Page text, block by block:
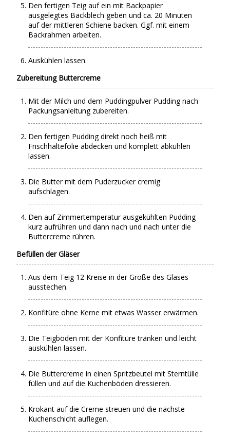
Den fertigen Teig auf ein mit Backpapier
ausgelegtes Backblech geben und ca. 20 Minuten
auf der mittleren Schiene backen. Ggf. mit einem
Backrahmen arbeiten.
Auskühlen lassen.
Zubereitung Buttercreme
Mit der Milch und dem Puddingpulver Pudding nach
Packungsanleitung zubereiten.
Den fertigen Pudding direkt noch heiß mit
Frischhaltefolie abdecken und komplett abkühlen
lassen.
Die Butter mit dem Puderzucker cremig
aufschlagen.
Den auf Zimmertemperatur ausgekühlten Pudding
kurz aufrühren und dann nach und nach unter die
Buttercreme rühren.
Befüllen der Gläser
Aus dem Teig 12 Kreise in der Größe des Glases
ausstechen.
Konfitüre ohne Kerne mit etwas Wasser erwärmen.
Die Teigböden mit der Konfitüre tränken und leicht
auskühlen lassen.
Die Buttercreme in einen Spritzbeutel mit Sterntülle
füllen und auf die Kuchenböden dressieren.
Krokant auf die Creme streuen und die nächste
Kuchenschicht auflegen.